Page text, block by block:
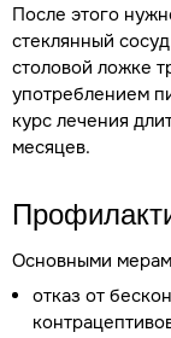
После этого
стеклянный
столовой ложке
употреблением
курс лечения
месяцев.
Основными
отказ от